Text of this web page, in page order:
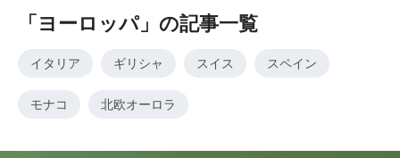
「ヨーロッパ」の記事一覧
イタリア ギリシャ スイス スペイン
モナコ 北欧オーロラ